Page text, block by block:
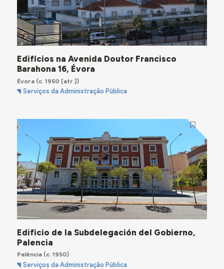
Edifícios na Avenida Doutor Francisco
Barahona 16, Évora
Évora(c. 1950 [atr.])
Serviços da Administração Pública
Edificio de la Subdelegación del Gobierno,
Palencia
Palência (c. 1950)
Serviços da Administração Pública